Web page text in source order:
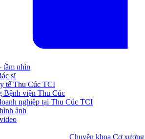
tầm nhìn
sĩ
tế Thu Cúc TCI
Bệnh viện Thu Cúc
nghiệp tại Thu Cúc TCI
ảnh
Chuyên khoa Cơ